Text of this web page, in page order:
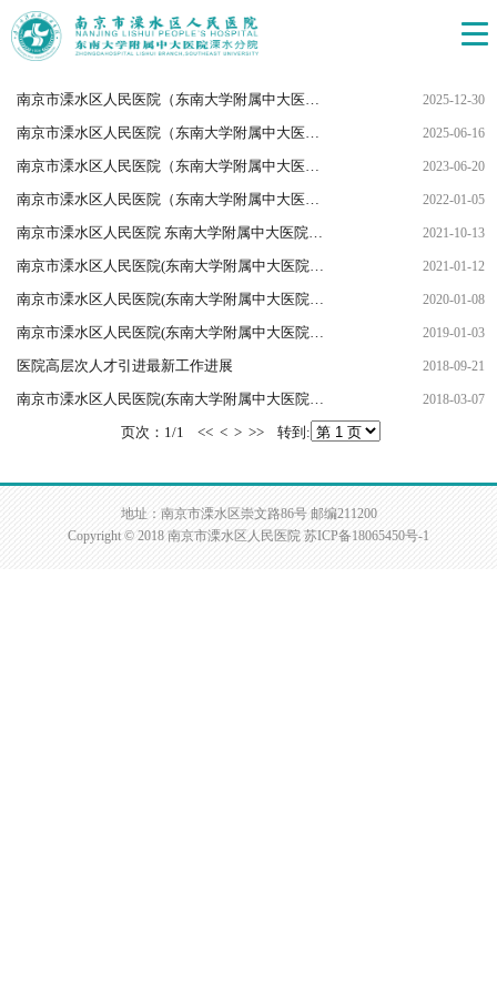
南京市溧水区人民医院（东南大学附属中大医院溧水分院）2025年第二期高层次人才综合考评成绩公布 2025-12-30
南京市溧水区人民医院（东南大学附属中大医院溧水分院）2025年第一期高层次人才综合考评成绩公布 2025-06-16
南京市溧水区人民医院（东南大学附属中大医院溧水分院）公开招聘高层次人才拟聘用人员名单公示 2023-06-20
南京市溧水区人民医院（东南大学附属中大医院溧水分院）2020年公开招聘第三批次高层次人才 拟聘用人员名单公示 2022-01-05
南京市溧水区人民医院 东南大学附属中大医院溧水分院2021年第二批高层次人才综合考评成绩公示 2021-10-13
南京市溧水区人民医院(东南大学附属中大医院溧水分院)2021年公开招聘高层次人才公告 2021-01-12
南京市溧水区人民医院(东南大学附属中大医院溧水分院)2020年公开招聘高层次人才公告 2020-01-08
南京市溧水区人民医院(东南大学附属中大医院溧水分院)2019年公开招聘高层次人才公告 2019-01-03
医院高层次人才引进最新工作进展 2018-09-21
南京市溧水区人民医院(东南大学附属中大医院溧水分院)2018年公开招聘高层次人才公告 2018-03-07
页次 ：1/1 << < > >> 转到 :
地址：南京市溧水区崇文路86号 邮编211200
Copyright © 2018 南京市溧水区人民医院 苏ICP备18065450号-1